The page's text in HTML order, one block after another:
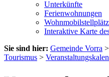
Unterkünfte
Ferienwohnungen
Interaktive Karte
Sie sind hier: Gemeinde Vorra >
Tourismus >